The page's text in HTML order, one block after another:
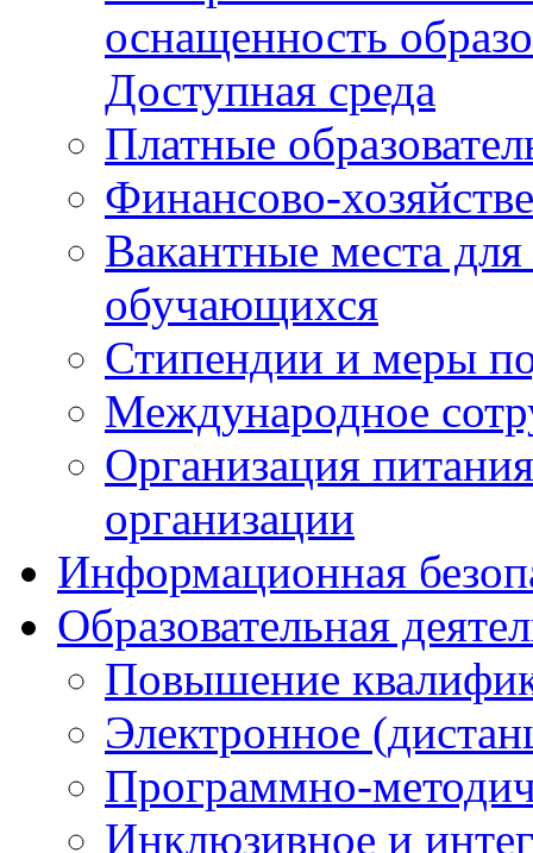
оснащенность
Доступная среда
Платные
Финансово-
Вакантные места
обучающихся
Стипендии и меры
Международное
Организация
организации
Информационная
Образовательная
Повышение
Электронное
Программно-
Инклюзивное и